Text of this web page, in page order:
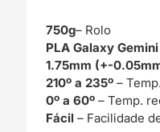
750g– Rolo
PLA Galaxy
1.75mm (+-
210º a 235º –
0º a 60º– Temp.
Fácil– Facilidade